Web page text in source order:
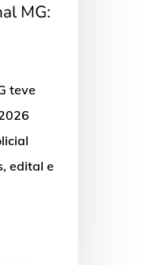
MG:
teve
edital e